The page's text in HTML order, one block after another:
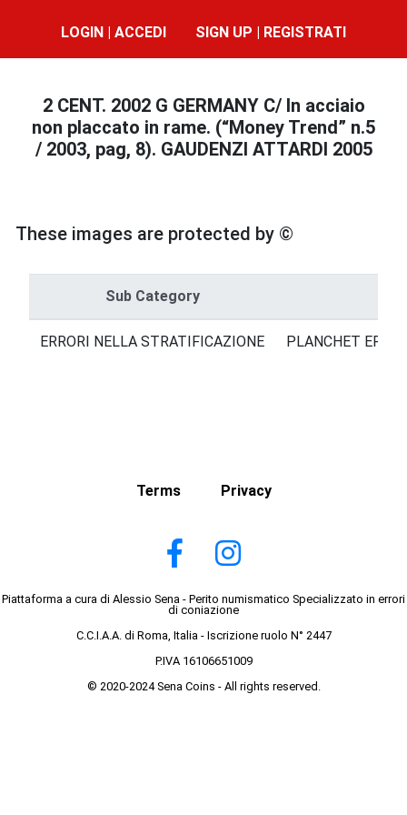
LOGIN | ACCEDI SIGN UP | REGISTRATI
2 CENT. 2002 G GERMANY C/ In acciaio
non placcato in rame. (“Money Trend” n.5
/ 2003, pag, 8). GAUDENZI ATTARDI 2005
These images are protected by ©
Sub Category
ERRORI NELLA STRATIFICAZIONE PLANCHET
Terms Privacy
Piattaforma a cura di Alessio Sena - Perito numismatico Specializzato in errori
di coniazione
C.C.I.A.A. di Roma, Italia - Iscrizione ruolo N° 2447
P.IVA 16106651009
© 2020-2024 Sena Coins - All rights reserved.